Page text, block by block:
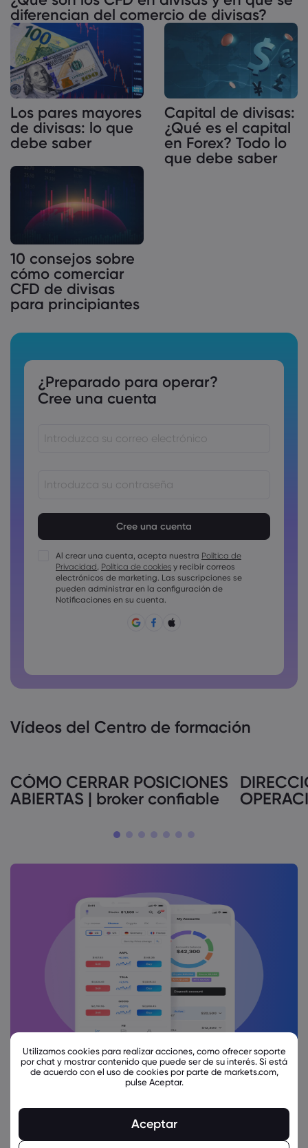
diferencian del comercio de divisas?
Los pares mayores
de divisas: lo que
debe saber
Capital de divisas:
¿Qué es el capital
en Forex? Todo lo
que debe saber
10 consejos sobre
cómo comerciar
CFD de divisas
para principiantes
¿Preparado para operar?
Cree una cuenta
numérico
Las contraseñas deben incluir al menos un carácter en
mayúscula
Las contraseñas deben incluir al menos un carácter en
minúscula
La contraseña no puede ser una de las que se utilizan
Las contraseñas no pueden tener espacios
Al crear una cuenta, acepta nuestra Política de
Privacidad Política de cookies y recibir correos
electrónicos de marketing. Las suscripciones se
pueden administrar en la configuración de
Notificaciones en su cuenta.
Vídeos del Centro de formación
CÓMO CERRAR POSICIONES
ABIERTAS | broker confiable
Ventaja sobre la
marcha
Utilizamos cookies para realizar acciones, como ofrecer soporte
por chat y mostrar contenido que puede ser de su interés. Si está
de acuerdo con el uso de cookies por parte de markets.com,
pulse Aceptar.
Aceptar